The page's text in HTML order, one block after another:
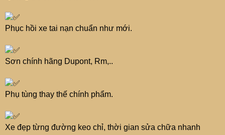
Phục hồi xe tai nạn chuẩn như mới.
Sơn chính hãng Dupont, Rm,..
Phụ tùng thay thế chính phẩm.
Xe đẹp từng đường keo chỉ, thời gian sửa chữa nhanh